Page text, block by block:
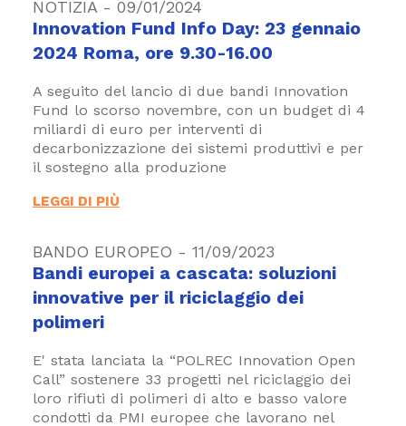
NOTIZIA - 09/01/2024
Innovation Fund Info Day: 23 gennaio
2024 Roma, ore 9.30-16.00
A seguito del lancio di due bandi Innovation
Fund lo scorso novembre, con un budget di 4
miliardi di euro per interventi di
decarbonizzazione dei sistemi produttivi e per
il sostegno alla produzione
LEGGI DI PIÙ
BANDO EUROPEO - 11/09/2023
Bandi europei a cascata: soluzioni
innovative per il riciclaggio dei
polimeri
E' stata lanciata la “POLREC Innovation Open
Call” sostenere 33 progetti nel riciclaggio dei
loro rifiuti di polimeri di alto e basso valore
condotti da PMI europee che lavorano nel